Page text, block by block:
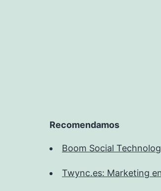
Recomendamos
Boom Social
Twync.es: Marketing